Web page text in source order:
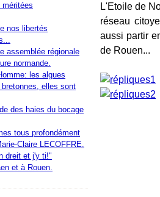
méritées
nos libertés
assemblée régionale
normande.
les algues
elles sont
des haies du bocage
tous profondément
Claire LECOFFRE.
dreit et j'y ti!"
et à Rouen.
L'Etoile de
réseau
aussi partir
de Rouen...